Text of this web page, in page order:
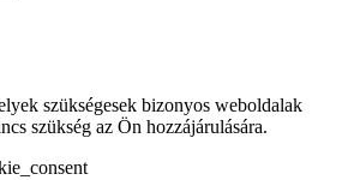
szükségesek bizonyos weboldalak
szükség az Ön hozzájárulására.